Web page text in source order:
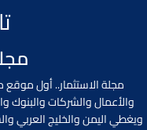
مجلة الاستثمار.. أول موقع
والأعمال والشركات والبنوك
ويغطي اليمن والخليج العربي